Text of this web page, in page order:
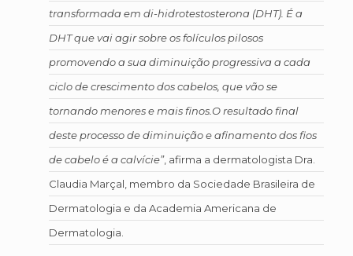
transformada em di-hidrotestosterona (DHT). É a
DHT que vai agir sobre os folículos pilosos
promovendo a sua diminuição progressiva a cada
ciclo de crescimento dos cabelos, que vão se
tornando menores e mais finos.O resultado final
deste processo de diminuição e afinamento dos fios
de cabelo é a calvície”, afirma a dermatologista Dra.
Claudia Marçal, membro da Sociedade Brasileira de
Dermatologia e da Academia Americana de
Dermatologia.